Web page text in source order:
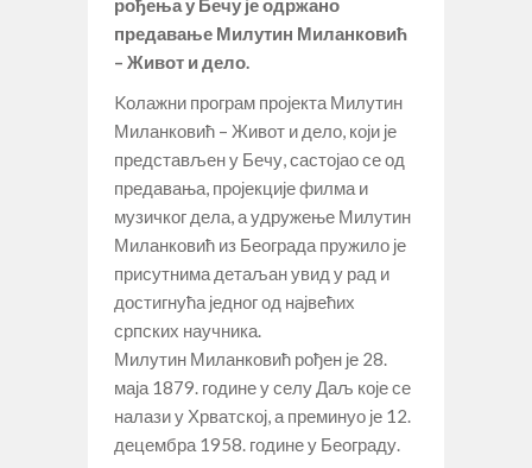
предавање Милутин Миланковић
– Живот и дело.
Kолажни програм пројекта Милутин
Миланковић – Живот и дело, који је
представљен у Бечу, састојао се од
предавања, пројекције филма и
музичког дела, а удружење Милутин
Миланковић из Београда пружило је
присутнима детаљан увид у рад и
достигнућа једног од највећих
српских научника.
Милутин Миланковић рођен је 28.
маја 1879. године у селу Даљ које се
налази у Хрватској, а преминуо је 12.
децембра 1958. године у Београду.